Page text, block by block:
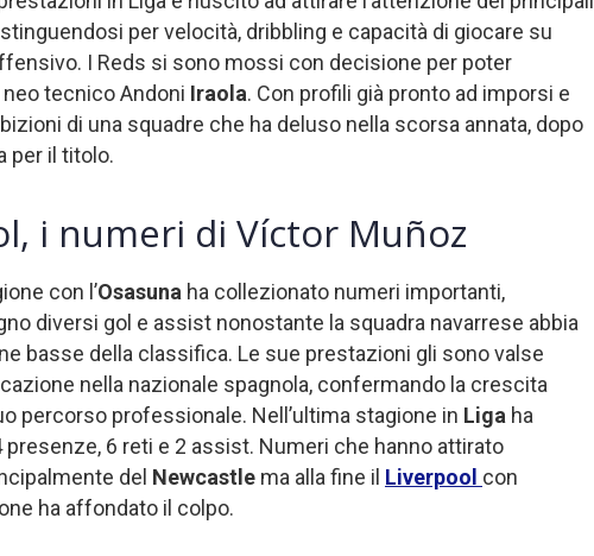
per velocità, dribbling e capacità di giocare su
I Reds si sono mossi con decisione per poter
tecnico Andoni Iraola. Con profili già pronto ad imporsi e
di una squadre che ha deluso nella scorsa annata, dopo
per il titolo.
i numeri di Víctor Muñoz
con l’Osasuna ha collezionato numeri importanti,
diversi gol e assist nonostante la squadra navarrese abbia
basse della classifica. Le sue prestazioni gli sono valse
nella nazionale spagnola, confermando la crescita
percorso professionale. Nell’ultima stagione in Liga ha
6 reti e 2 assist. Numeri che hanno attirato
del Newcastle ma alla fine il Liverpool con
ha affondato il colpo.